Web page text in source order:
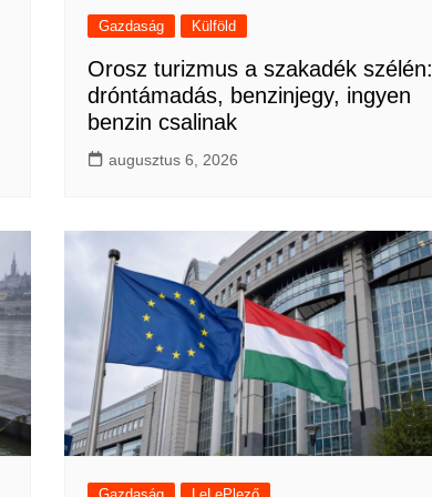
Gazdaság Külföld
Orosz turizmus a szakadék szélén:
dróntámadás, benzinjegy, ingyen
benzin csalinak
augusztus 6, 2026
Gazdaság LeLePlező